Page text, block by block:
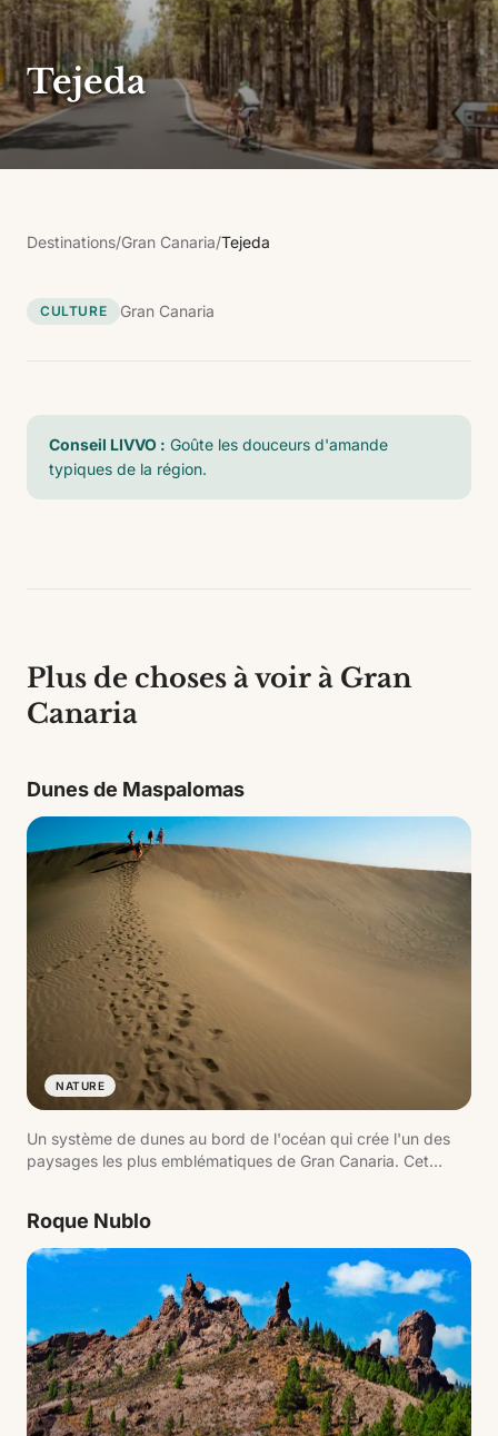
Tejeda
Destinations/Gran Canaria/Tejeda
CULTURE Gran Canaria
Conseil LIVVO : Goûte les douceurs d'amande
typiques de la région.
Plus de choses à voir à Gran
Canaria
Dunes de Maspalomas
NATURE
Un système de dunes au bord de l'océan qui crée l'un des
paysages les plus emblématiques de Gran Canaria. Cet
Roque Nublo